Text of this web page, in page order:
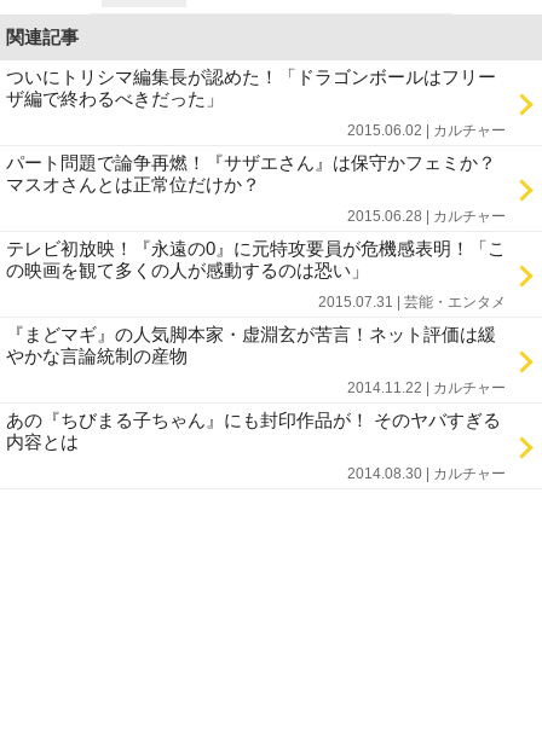
関連記事
ついにトリシマ編集長が認めた！「ドラゴンボールはフリー
ザ編で終わるべきだった」
2015.06.02 | カルチャー
パート問題で論争再燃！『サザエさん』は保守かフェミか？
マスオさんとは正常位だけか？
2015.06.28 | カルチャー
テレビ初放映！『永遠の0』に元特攻要員が危機感表明！「こ
の映画を観て多くの人が感動するのは恐い」
2015.07.31 | 芸能・エンタメ
『まどマギ』の人気脚本家・虚淵玄が苦言！ネット評価は緩
やかな言論統制の産物
2014.11.22 | カルチャー
あの『ちびまる子ちゃん』にも封印作品が！ そのヤバすぎる
内容とは
2014.08.30 | カルチャー